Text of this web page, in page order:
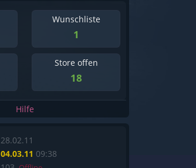
Wunschliste
1
Store offen
18
Hilfe
28.02.11
04.03.11 09:38